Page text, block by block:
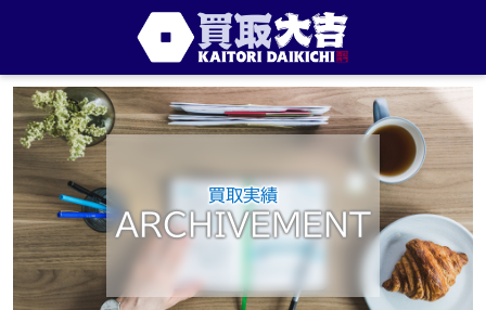
買取実績
ARCHIVEMENT